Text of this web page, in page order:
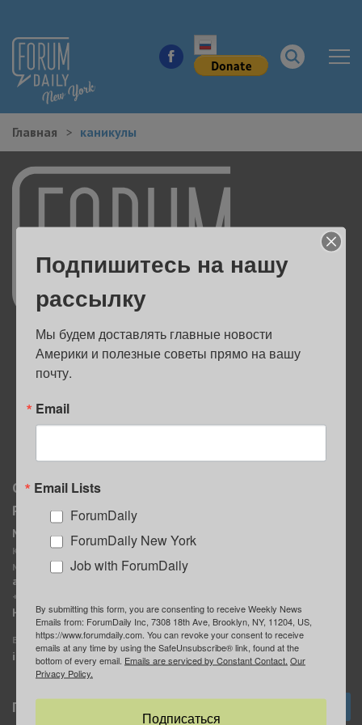
НОВОСТИ ГОРОДА
КУДА ПОЙТИ В ГОРОДЕ
ЗДОРОВЬЕ
РАБОТА И БИЗНЕС
ЖИЛЬЕ
ОБРАЗОВАНИЕ
Главная каникулы
О нас
Реклама
MediaKit
Контактное лицо:
Марина Баранчук
ad@forumdaily.com
+1 347-604-1261
Наши рекламодатели
E-mail редакции:
info@forumdaily.com
Группа “ИЩУ СОВЕТА”
ForumDaily
Подписка
Подпишитесь на нашу
рассылку
Мы будем доставлять главные новости
Америки и полезные советы прямо на вашу
почту.
Email
Email Lists
ForumDaily
ForumDaily New York
Job with ForumDaily
By submitting this form, you are consenting to receive Weekly News
Emails from: ForumDaily Inc, 7308 18th Ave, Brooklyn, NY, 11204, US,
https://www.forumdaily.com. You can revoke your consent to receive
emails at any time by using the SafeUnsubscribe® link, found at the
bottom of every email. Emails are serviced by Constant Contact. Our
Privacy Policy.
Подписаться